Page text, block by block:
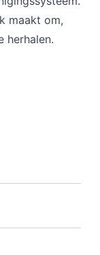
maakt om,
herhalen.